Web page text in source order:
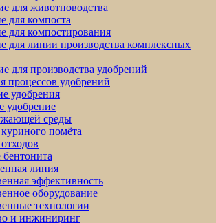
для животноводства
для компоста
для компостирования
для линии производства комплексных
для производства удобрений
процессов удобрений
удобрения
удобрение
среды
куриного помёта
линия
эффективность
оборудование
технологии
и инжиниринг